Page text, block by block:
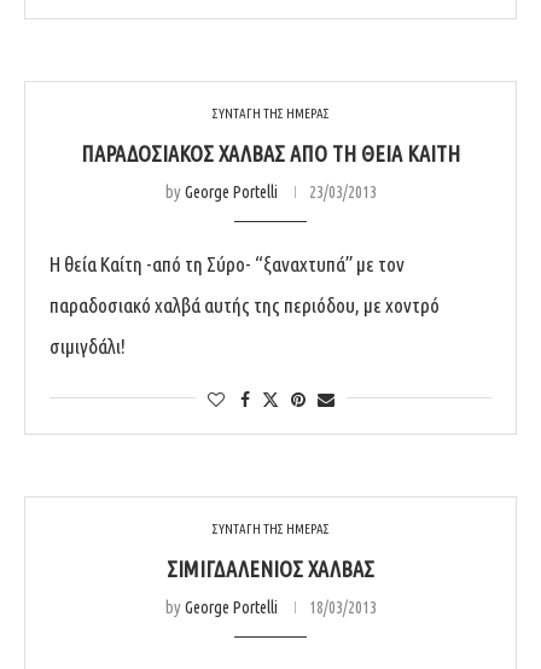
ΣΥΝΤΑΓΗ ΤΗΣ ΗΜΕΡΑΣ
ΠΑΡΑΔΟΣΙΑΚΌΣ ΧΑΛΒΆΣ ΑΠΌ ΤΗ ΘΕΊΑ ΚΑΊΤΗ
byGeorge Portelli 23/03/2013
Η θεία Καίτη -από τη Σύρο- “ξαναχτυπά” με τον
παραδοσιακό χαλβά αυτής της περιόδου, με χοντρό
σιμιγδάλι!
ΣΥΝΤΑΓΗ ΤΗΣ ΗΜΕΡΑΣ
ΣΙΜΙΓΔΑΛΈΝΙΟΣ ΧΑΛΒΆΣ
byGeorge Portelli 18/03/2013